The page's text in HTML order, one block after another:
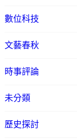
數位科技
文藝春秋
時事評論
未分類
歷史探討